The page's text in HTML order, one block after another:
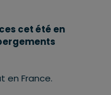
cet été en
en France.